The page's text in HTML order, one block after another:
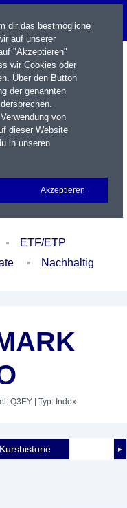
Login
ETF/ETP
Nachhaltig
Q3EY | Typ: Index
►
Kurshistorie
dir das bestmögliche
auf unserer
"Akzeptieren"
wir Cookies oder
Über den Button
der genannten
von
dieser Website
in unseren
Akzeptieren